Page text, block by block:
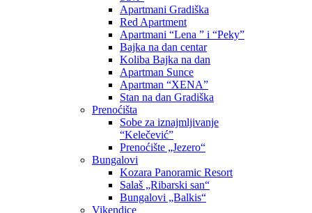
Apartmani Gradiška
Red Apartment
Apartmani “Lena ” i “Peky”
Bajka na dan centar
Koliba Bajka na dan
Apartman Sunce
Apartman “XENA”
Stan na dan Gradiška
Prenoćišta
Sobe za iznajmljivanje
“Kelečević”
Prenoćište „Jezero“
Bungalovi
Kozara Panoramic Resort
Salaš „Ribarski san“
Bungalovi „Balkis“
Vikendice